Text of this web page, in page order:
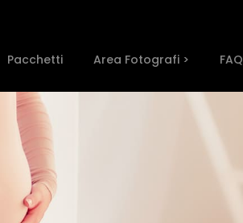
Pacchetti Area Fotografi > FAQ